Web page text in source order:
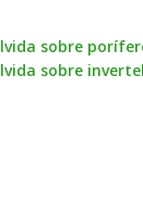
sobre
sobre